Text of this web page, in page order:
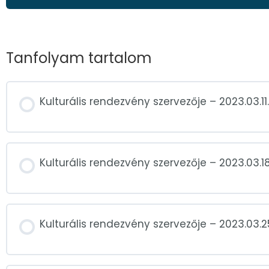
Tanfolyam tartalom
Kulturális rendezvény szervezője – 2023.03.11.
Kulturális rendezvény szervezője –
Kulturális rendezvény szervezője –